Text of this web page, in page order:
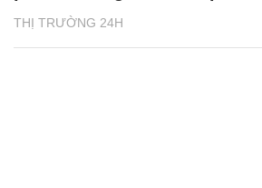
THỊ TRƯỜNG 24H